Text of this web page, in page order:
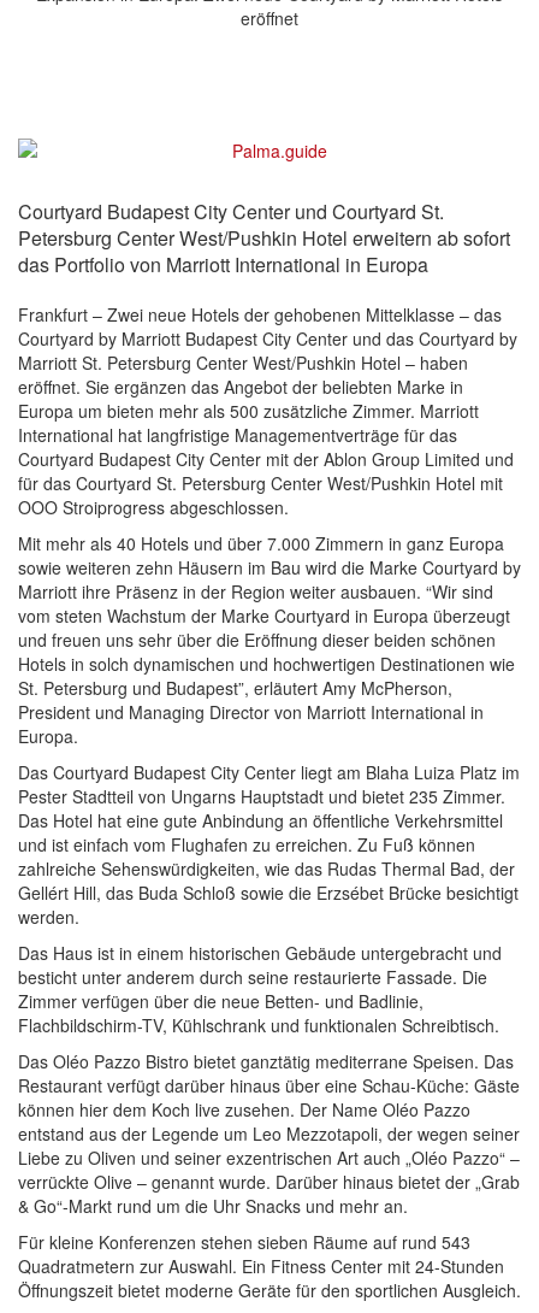
eröffnet
Courtyard Budapest City Center und Courtyard St.
Petersburg Center West/Pushkin Hotel erweitern ab sofort
das Portfolio von Marriott International in Europa
Frankfurt – Zwei neue Hotels der gehobenen Mittelklasse – das
Courtyard by Marriott Budapest City Center und das Courtyard by
Marriott St. Petersburg Center West/Pushkin Hotel – haben
eröffnet. Sie ergänzen das Angebot der beliebten Marke in
Europa um bieten mehr als 500 zusätzliche Zimmer. Marriott
International hat langfristige Managementverträge für das
Courtyard Budapest City Center mit der Ablon Group Limited und
für das Courtyard St. Petersburg Center West/Pushkin Hotel mit
OOO Stroiprogress abgeschlossen.
Mit mehr als 40 Hotels und über 7.000 Zimmern in ganz Europa
sowie weiteren zehn Häusern im Bau wird die Marke Courtyard by
Marriott ihre Präsenz in der Region weiter ausbauen. “Wir sind
vom steten Wachstum der Marke Courtyard in Europa überzeugt
und freuen uns sehr über die Eröffnung dieser beiden schönen
Hotels in solch dynamischen und hochwertigen Destinationen wie
St. Petersburg und Budapest”, erläutert Amy McPherson,
President und Managing Director von Marriott International in
Europa.
Das Courtyard Budapest City Center liegt am Blaha Luiza Platz im
Pester Stadtteil von Ungarns Hauptstadt und bietet 235 Zimmer.
Das Hotel hat eine gute Anbindung an öffentliche Verkehrsmittel
und ist einfach vom Flughafen zu erreichen. Zu Fuß können
zahlreiche Sehenswürdigkeiten, wie das Rudas Thermal Bad, der
Gellért Hill, das Buda Schloß sowie die Erzsébet Brücke besichtigt
werden.
Das Haus ist in einem historischen Gebäude untergebracht und
besticht unter anderem durch seine restaurierte Fassade. Die
Zimmer verfügen über die neue Betten- und Badlinie,
Flachbildschirm-TV, Kühlschrank und funktionalen Schreibtisch.
Das Oléo Pazzo Bistro bietet ganztätig mediterrane Speisen. Das
Restaurant verfügt darüber hinaus über eine Schau-Küche: Gäste
können hier dem Koch live zusehen. Der Name Oléo Pazzo
entstand aus der Legende um Leo Mezzotapoli, der wegen seiner
Liebe zu Oliven und seiner exzentrischen Art auch „Oléo Pazzo“ –
verrückte Olive – genannt wurde. Darüber hinaus bietet der „Grab
& Go“-Markt rund um die Uhr Snacks und mehr an.
Für kleine Konferenzen stehen sieben Räume auf rund 543
Quadratmetern zur Auswahl. Ein Fitness Center mit 24-Stunden
Öffnungszeit bietet moderne Geräte für den sportlichen Ausgleich.